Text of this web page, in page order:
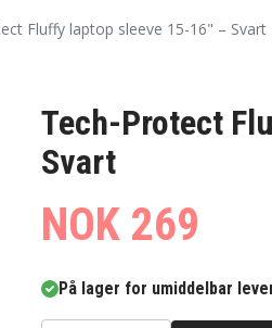
Fluffy laptop sleeve 15-16" – Svart
Tech-Protect
Svart
NOK 269
På lager for umiddelbar